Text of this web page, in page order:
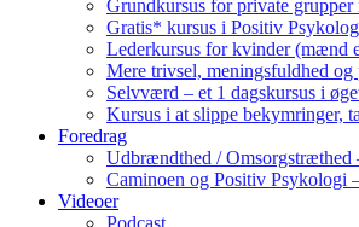
Grundkursus for private
Gratis* kursus i Positiv
Lederkursus for kvinder (mænd
Mere trivsel, meningsfuldhed og
Selvværd – et 1 dagskursus i
Kursus i at slippe bekymringer,
Foredrag
Udbrændthed / Omsorgstræthed
Caminoen og Positiv Psykologi
Videoer
Podcast